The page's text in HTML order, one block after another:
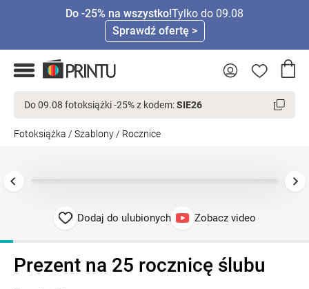
Do -25% na wszystko!Tylko do 09.08
Sprawdź ofertę >
Do 09.08 fotoksiążki -25% z kodem:SIE26
Fotoksiążka / Szablony / Rocznice
Dodaj do ulubionych Zobacz video
Prezent na 25 rocznicę ślubu